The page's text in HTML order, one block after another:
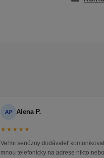
AP Alena P.
★★★★★
Veľmi seriózny dodávateľ
mnou telefonicky na adrese nikto